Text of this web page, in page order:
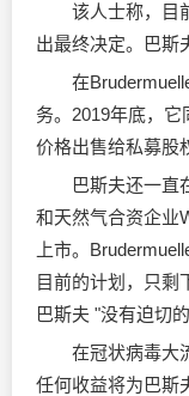
该人士称，目前
出最终决定。巴斯
在
务。2019年底，
价格出售给私募股
巴斯夫还一直在
和天然气合资企业
上市。
目前的计划，只剩
巴斯夫 "没有迫切
在冠状病毒大流
任何收益将为巴斯